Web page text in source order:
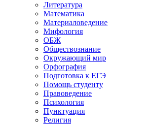
Литература
Математика
Материаловедение
Мифология
ОБЖ
Обществознание
Окружающий мир
Орфография
Подготовка к ЕГЭ
Помощь студенту
Правоведение
Психология
Пунктуация
Религия